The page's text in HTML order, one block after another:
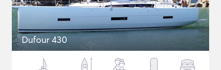
Dufour 430